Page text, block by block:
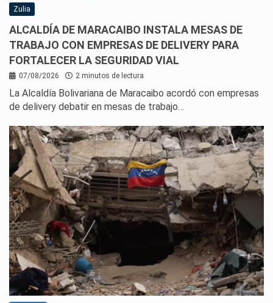
Zulia
ALCALDÍA DE MARACAIBO INSTALA MESAS DE
TRABAJO CON EMPRESAS DE DELIVERY PARA
FORTALECER LA SEGURIDAD VIAL
07/08/2026 2 minutos de lectura
La Alcaldía Bolivariana de Maracaibo acordó con empresas
de delivery debatir en mesas de trabajo…